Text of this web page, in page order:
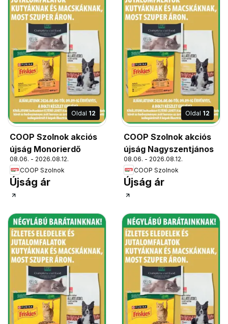
Oldal 12
COOP Szolnok akciós
újság Monorierdő
08.06. - 2026.08.12.
COOP Szolnok
Újság ár
Oldal 12
COOP Szolnok akciós
újság Nagyszentjános
08.06. - 2026.08.12.
COOP Szolnok
Újság ár